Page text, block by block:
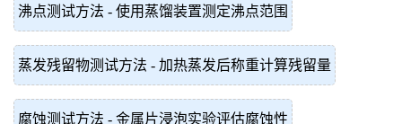
沸点测试方法 - 使用蒸馏装置测定沸点范围
蒸发残留物测试方法 - 加热蒸发后称重计算残留量
腐蚀测试方法 - 金属片浸泡实验评估腐蚀性